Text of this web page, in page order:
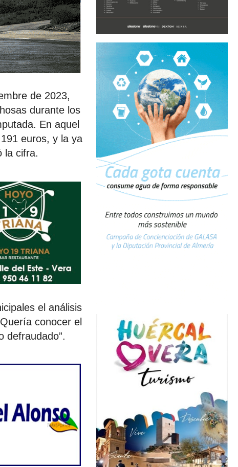
de 2023,
durante los
En aquel
euros, y la ya
la cifra.
el análisis
conocer el
defraudado”.